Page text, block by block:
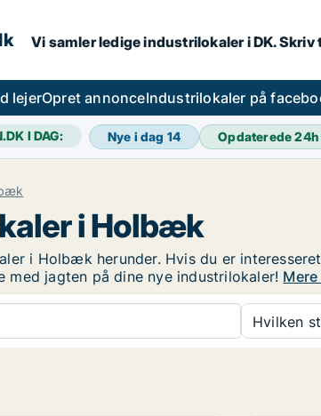
Vi samler ledige industrilokaler i DK.
lejerOpret annonceIndustrilokaler på
I DAG: Nye i dag 14 Opdaterede
i Holbæk
i Holbæk herunder. Hvis du er
med jagten på dine nye industrilokaler!
Hvilken